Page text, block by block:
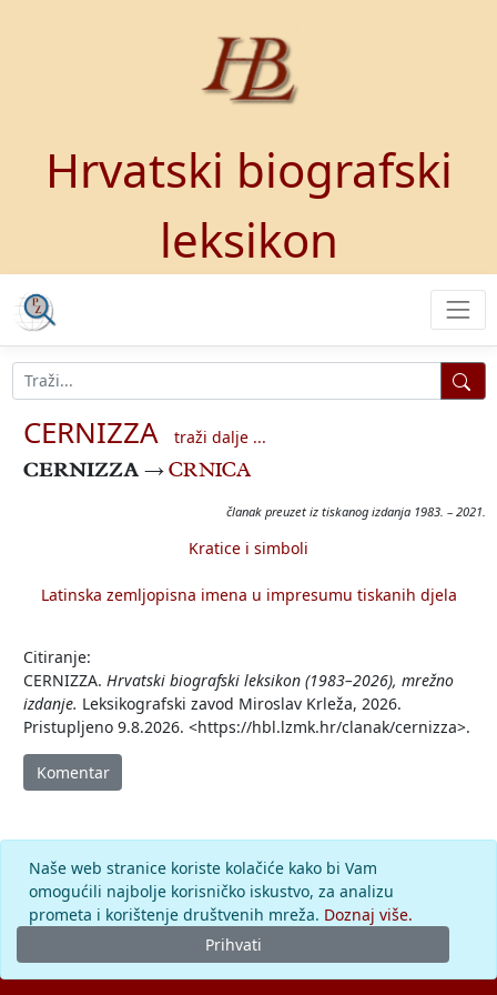
Hrvatski biografski
leksikon
CERNIZZA
traži dalje ...
CERNIZZA → CRNICA
članak preuzet iz tiskanog izdanja 1983. – 2021.
Kratice i simboli
Latinska zemljopisna imena u impresumu tiskanih djela
Citiranje:
CERNIZZA. Hrvatski biografski leksikon (1983–2026), mrežno
izdanje. Leksikografski zavod Miroslav Krleža, 2026.
Pristupljeno 9.8.2026. <https://hbl.lzmk.hr/clanak/cernizza>.
Komentar
Naše web stranice koriste kolačiće kako bi Vam
omogućili najbolje korisničko iskustvo, za analizu
prometa i korištenje društvenih mreža. Doznaj više.
Prihvati
© 2026.Leksikografski zavodMiroslav Krleža